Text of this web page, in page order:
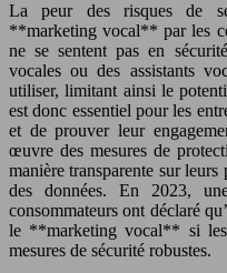
La peur des risques de
**marketing vocal** par les
ne se sentent pas en
vocales ou des assistants
utiliser, limitant ainsi le
est donc essentiel pour les
et de prouver leur
œuvre des mesures de
manière transparente sur
des données. En 2023,
consommateurs ont déclaré
le **marketing vocal** si les
mesures de sécurité robustes.